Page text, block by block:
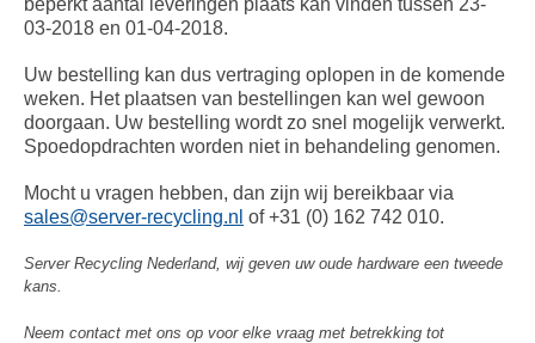
beperkt aantal leveringen plaats kan vinden tussen 23-
03-2018 en 01-04-2018.
Uw bestelling kan dus vertraging oplopen in de komende
weken. Het plaatsen van bestellingen kan wel gewoon
doorgaan. Uw bestelling wordt zo snel mogelijk verwerkt.
Spoedopdrachten worden niet in behandeling genomen.
Mocht u vragen hebben, dan zijn wij bereikbaar via
sales@server-recycling.nl of +31 (0) 162 742 010.
Server Recycling Nederland, wij geven uw oude hardware een tweede
kans.
Neem contact met ons op voor elke vraag met betrekking tot